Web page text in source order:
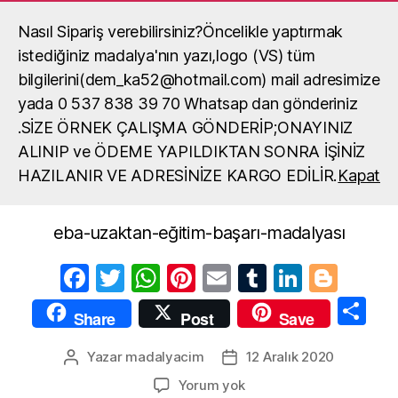
Nasıl Sipariş verebilirsiniz?Öncelikle yaptırmak
istediğiniz madalya'nın yazı,logo (VS) tüm
bilgilerini(dem_ka52@hotmail.com) mail adresimize
yada 0 537 838 39 70 Whatsap dan gönderiniz
.SİZE ÖRNEK ÇALIŞMA GÖNDERİP;ONAYINIZ
ALINIP ve ÖDEME YAPILDIKTAN SONRA İŞİNİZ
HAZILANIR VE ADRESİNİZE KARGO EDİLİR.Kapat
Madalya, madalya yaptırma, okul
madalya örneği
eba-uzaktan-eğitim-
başarı-madalyası
eba-uzaktan-eğitim-başarı-madalyası
F
a
c
e
T
w
itt
er
W
h
at
s
Pi
nt
er
e
E
m
ail
T
u
m
bl
Li
n
k
e
o
g
Share Post Save
Yazının
Yazar madalyacim
Yazı
tarihi
12 Aralık 2020
Yorum yokeba-